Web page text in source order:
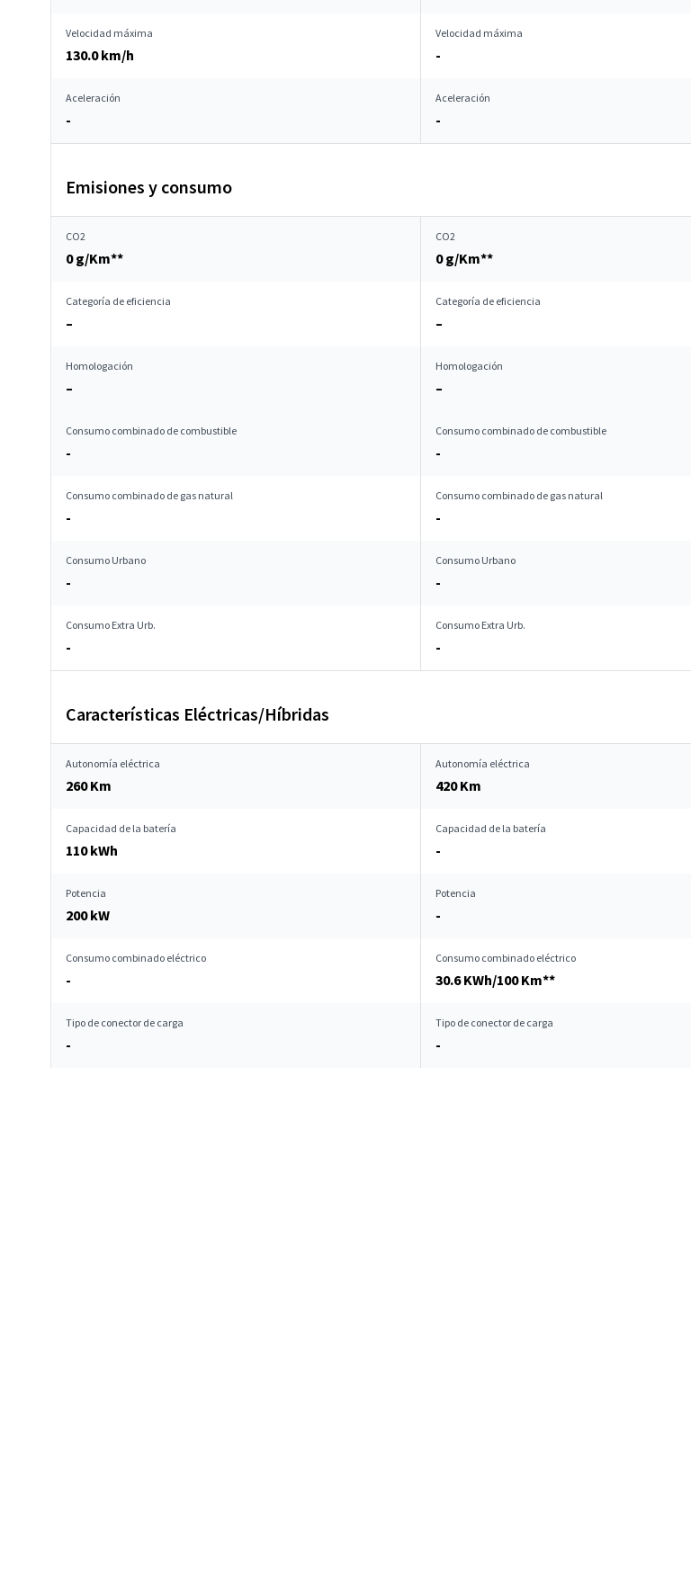
Velocidad máxima
130.0 km/h
Velocidad máxima
-
Aceleración
-
Aceleración
-
Emisiones y consumo
CO2
0 g/Km**
CO2
0 g/Km**
Categoría de eficiencia
–
Categoría de eficiencia
–
Homologación
–
Homologación
–
Consumo combinado de combustible
-
Consumo combinado de combustible
-
Consumo combinado de gas natural
-
Consumo combinado de gas natural
-
Consumo Urbano
-
Consumo Urbano
-
Consumo Extra Urb.
-
Consumo Extra Urb.
-
Características Eléctricas/Híbridas
Autonomía eléctrica
260 Km
Autonomía eléctrica
420 Km
Capacidad de la batería
110 kWh
Capacidad de la batería
-
Potencia
200 kW
Potencia
-
Consumo combinado eléctrico
-
Consumo combinado eléctrico
30.6 KWh/100 Km**
Tipo de conector de carga
-
Tipo de conector de carga
-